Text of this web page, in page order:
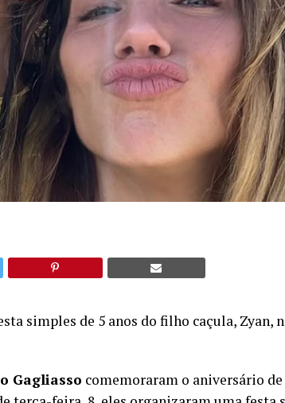
simples de 5 anos do filho caçula, Zyan,
Gagliasso comemoraram o aniversário de